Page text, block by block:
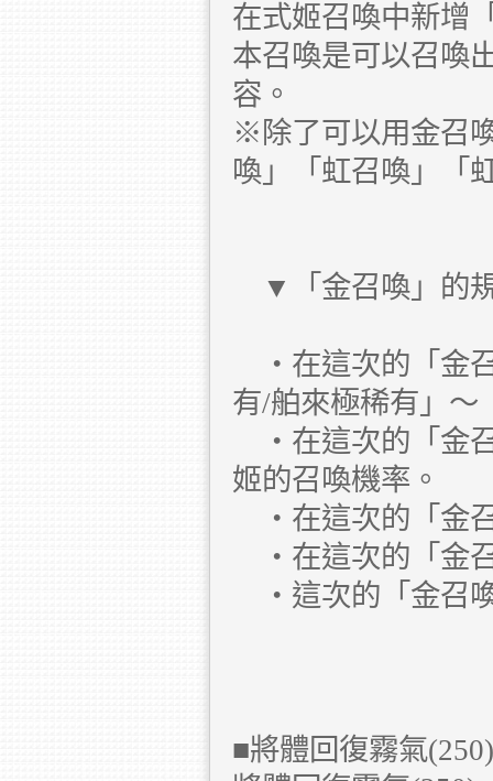
在式姬召喚中新增
本召喚是可以召喚
容。
※除了可以用金召
喚」「虹召喚」「
▼「金召喚」的
・在這次的「金
有/舶來極稀有」〜
・在這次的「金
姬的召喚機率。
・在這次的「金
・在這次的「金
・這次的「金召
■將體回復霧氣